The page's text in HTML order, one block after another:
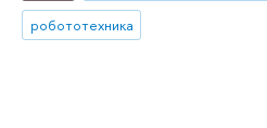
робототехника